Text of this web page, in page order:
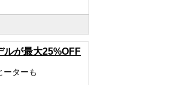
が最大25%OFF
ーターも